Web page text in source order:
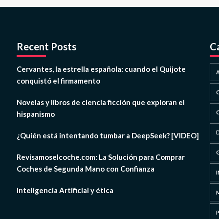
Recent Posts
Cervantes, la estrella española: cuando el Quijote
conquistó el firmamento
Novelas y libros de ciencia ficción que exploran el
hispanismo
¿Quién está intentando tumbar a DeepSeek? [VIDEO]
Revisamoselcoche.com: La Solución para Comprar
Coches de Segunda Mano con Confianza
Inteligencia Artificial y ética